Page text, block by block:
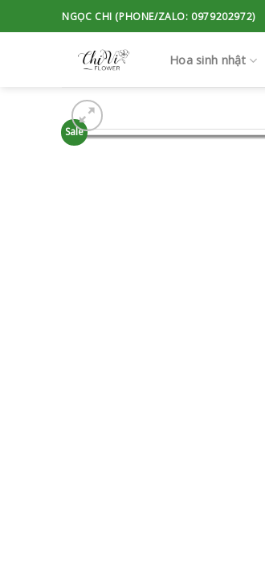
to
NGỌC CHI (PHONE/ZALO: 0979202972)
Hoa sinh nhật
Sale